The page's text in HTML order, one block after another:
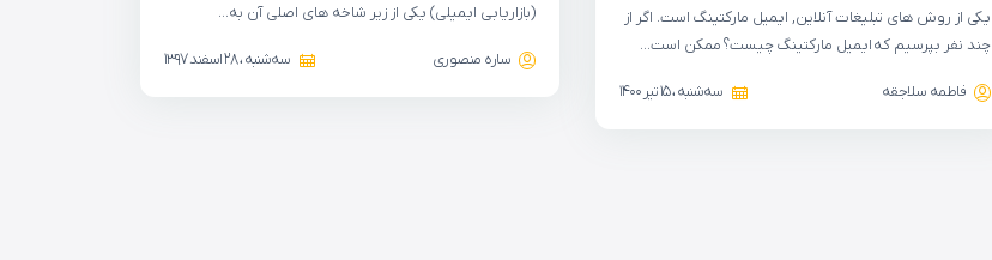
یکی از روش های تبلیغات آنلاین, ایمیل مارکتینگ است. اگر از
چند نفر بپرسیم که ایمیل مارکتینگ چیست؟ ممکن است…
فاطمه سلاجقه سه‌شنبه ، 15 تیر 1400
(بازاریابی ایمیلی) یکی از زیر شاخه های اصلی آن به…
ساره منصوری سه‌شنبه ، 28 اسفند 1397